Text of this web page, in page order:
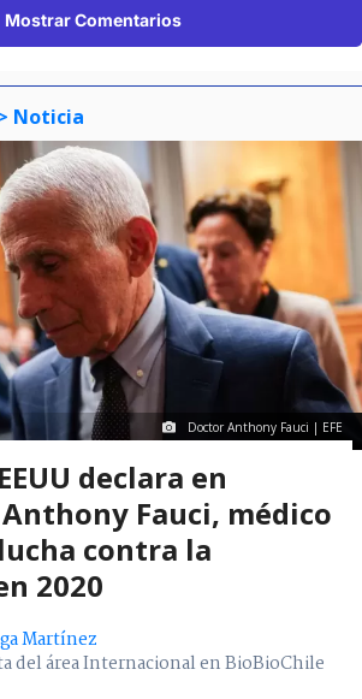
Mostrar Comentarios
Noticia
Doctor Anthony Fauci | EFE
declara en
Fauci, médico
contra la
2020
Martínez
del área Internacional en BioBioChile